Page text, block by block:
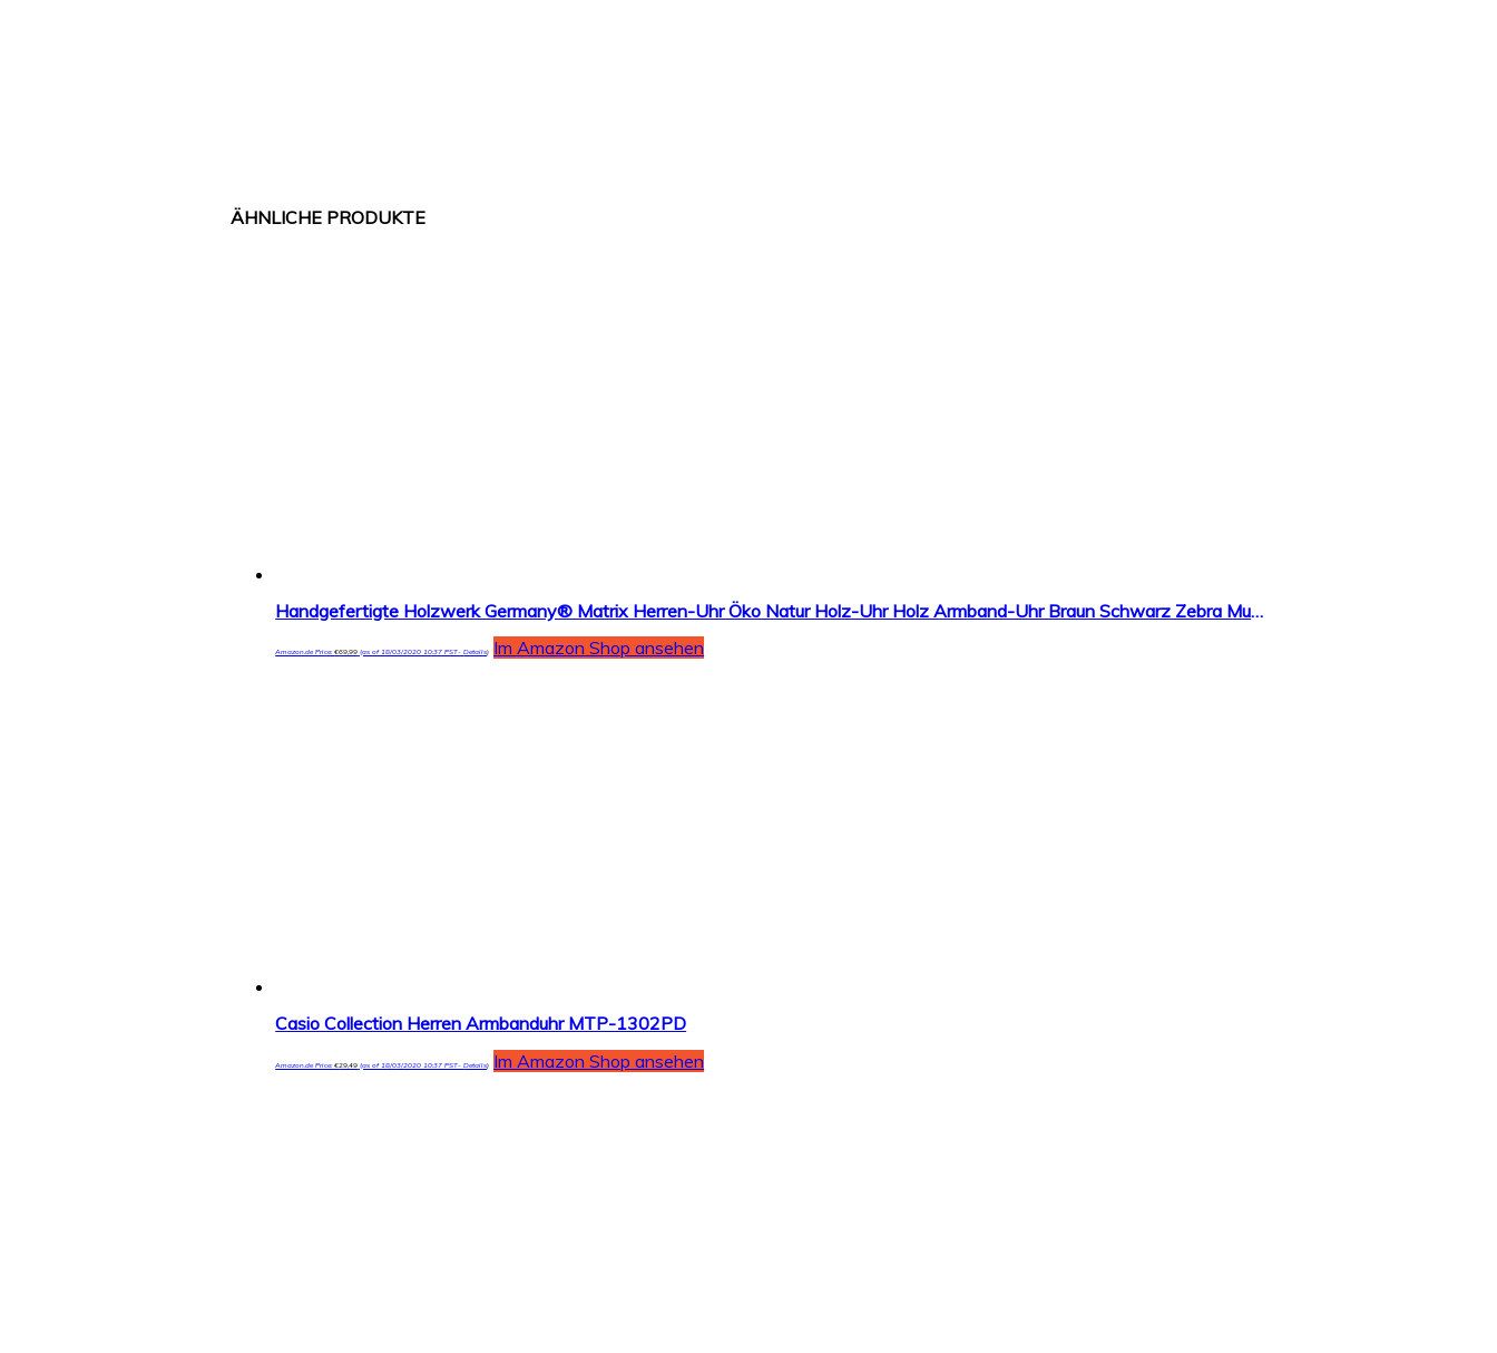
Handgefertigte Holzwerk Germany® Matrix Herren-Uhr Öko Natur Holz-Uhr Holz Armband-Uhr Braun Schwarz Zebra Muster Analog Quarz-Uhr Future Edition Datum und Wochentag Anzeige
Amazon.de Price:€69,99 (as of 18/03/2020 10:37 PST-Details) Im Amazon Shop ansehen
Casio Collection Herren Armbanduhr MTP-1302PD
Amazon.de Price:€29,49 (as of 18/03/2020 10:37 PST-Details) Im Amazon Shop ansehen